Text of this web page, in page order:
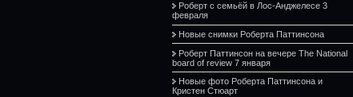
Роберт с семьёй в Лос-Анджелесе 3
февраля
Новые снимки Роберта Паттинсона
Роберт Паттинсон на вечере The National
board of review 7 января
Новые фото Роберта Паттинсона и
Кристен Стюарт